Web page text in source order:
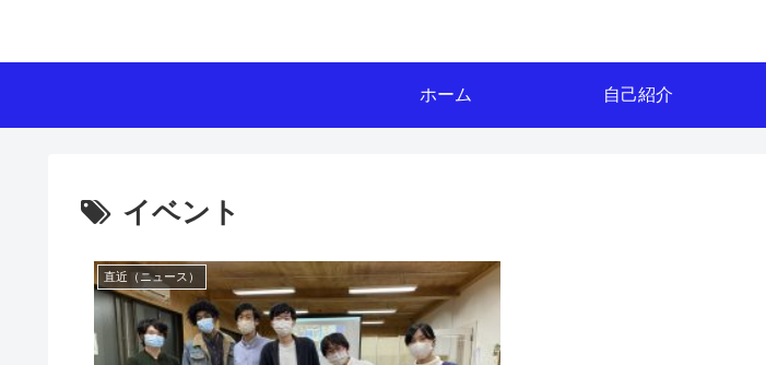
ホーム 自己紹介
イベント
直近（ニュース）